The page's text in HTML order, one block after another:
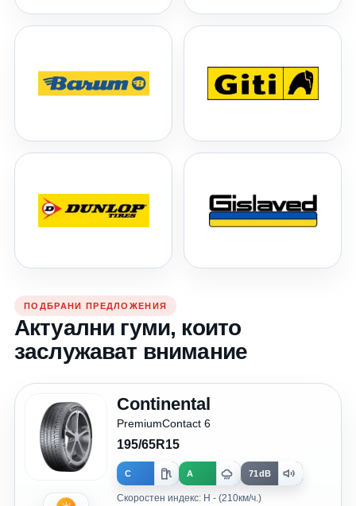
ПОДБРАНИ ПРЕДЛОЖЕНИЯ
Актуални гуми, които
заслужават внимание
Continental
PremiumContact 6
195/65R15
C A 71dB
Скоростен индекс: H - (210км/ч.)